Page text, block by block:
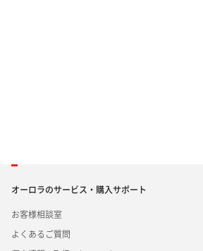
オーロラのサービス・購入サポート
お客様相談室
よくあるご質問